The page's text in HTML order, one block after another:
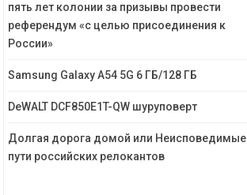
пять лет колонии за призывы провести
референдум «с целью присоединения к
России»
Samsung Galaxy A54 5G 6 ГБ/128 ГБ
DeWALT DCF850E1T-QW шуруповерт
Долгая дорога домой или Неисповедимые
пути российских релокантов